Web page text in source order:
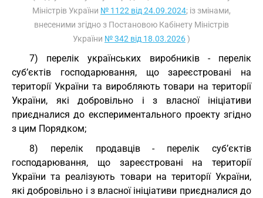
Міністрів України № 1122 від 24.09.2024; із змінами,
внесеними згідно з Постановою Кабінету Міністрів
України № 342 від 18.03.2026)
7) перелік українських виробників - перелік
суб’єктів господарювання, що зареєстровані на
території України та виробляють товари на території
України, які добровільно і з власної ініціативи
приєдналися до експериментального проекту згідно
з цим Порядком;
8) перелік продавців - перелік суб’єктів
господарювання, що зареєстровані на території
України та реалізують товари на території України,
які добровільно і з власної ініціативи приєдналися до